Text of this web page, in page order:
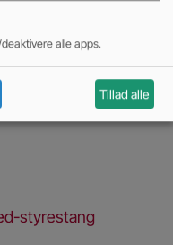
alle apps.
Tillad alle